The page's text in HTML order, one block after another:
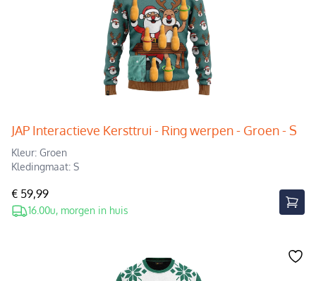
JAP Interactieve Kersttrui - Ring werpen - Groen - S
Kleur: Groen
Kledingmaat: S
€ 59,99
16.00u, morgen in huis